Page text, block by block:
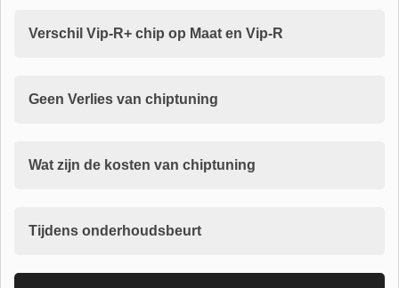
Verschil Vip-R+ chip op Maat en Vip-R
Geen Verlies van chiptuning
Wat zijn de kosten van chiptuning
Tijdens onderhoudsbeurt